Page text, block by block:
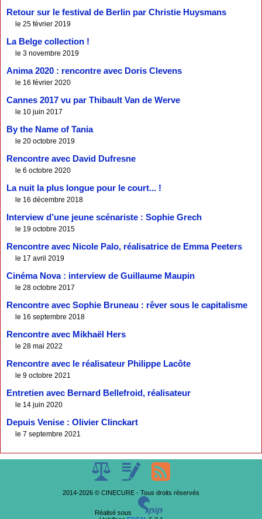
Retour sur le festival de Berlin par Christie Huysmans
le 25 février 2019
La Belge collection !
le 3 novembre 2019
Anima 2020 : rencontre avec Doris Clevens
le 16 février 2020
Cannes 2017 vu par Thibault Van de Werve
le 10 juin 2017
By the Name of Tania
le 20 octobre 2019
Rencontre avec David Dufresne
le 6 octobre 2020
La nuit la plus longue pour le court... !
le 16 décembre 2018
Interview d’une jeune scénariste : Sophie Grech
le 19 octobre 2015
Rencontre avec Nicole Palo, réalisatrice de Emma Peeters
le 17 avril 2019
Cinéma Nova : interview de Guillaume Maupin
le 28 octobre 2017
Rencontre avec Sophie Bruneau : rêver sous le capitalisme
le 16 septembre 2018
Rencontre avec Mikhaël Hers
le 28 mai 2022
Rencontre avec le réalisateur Philippe Lacôte
le 9 octobre 2021
Entretien avec Bernard Bellefroid, réalisateur
le 14 juin 2020
Depuis Venise : Olivier Clinckart
le 7 septembre 2021
2014-2026 © CINECURE - Tous droits réservés
Réalisé sous